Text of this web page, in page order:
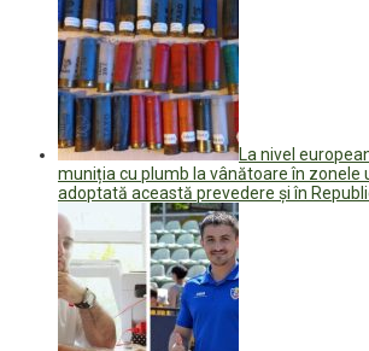
La nivel
muniția cu plumb la vânătoare în zonele
adoptată această prevedere și în